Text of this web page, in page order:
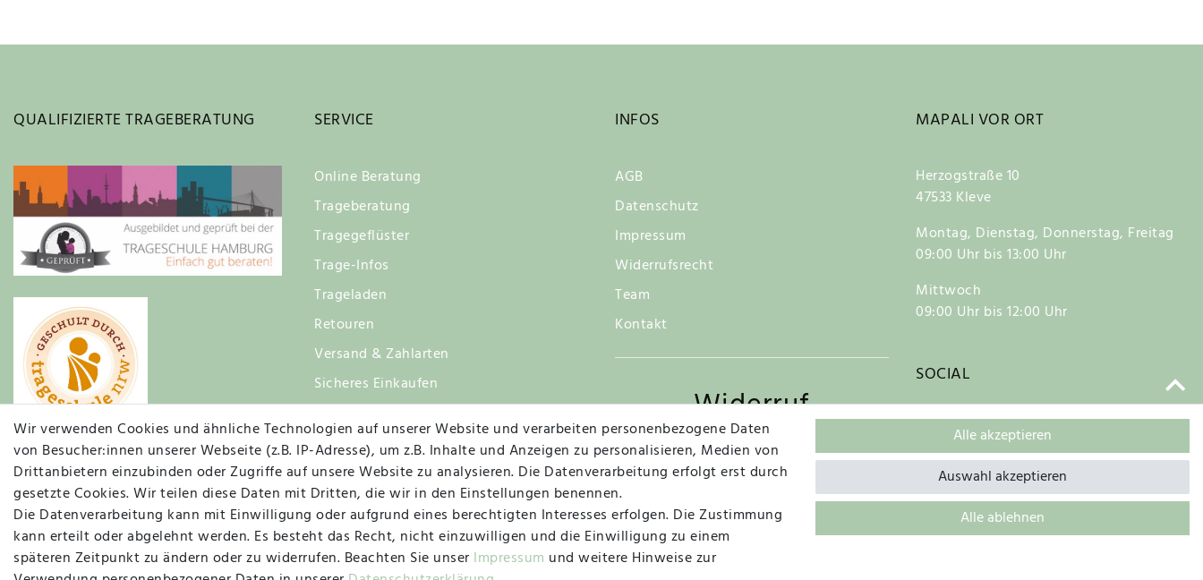
QUALIFIZIERTE TRAGEBERATUNG SERVICE
Online Beratung
Trageberatung
Tragegeflüster
Trage-Infos
Trageladen
Retouren
Versand & Zahlarten
Sicheres Einkaufen
INFOS
AGB
Datenschutz
Impressum
Widerrufsrecht
Team
Kontakt
Widerruf
Vertrag widerrufen
MAPALI VOR ORT
Herzogstraße 10
47533 Kleve
Montag, Dienstag, Donnerstag, Freitag
09:00 Uhr bis 13:00 Uhr
Mittwoch
09:00 Uhr bis 12:00 Uhr
SOCIAL
Wir verwenden Cookies und ähnliche Technologien auf unserer Website und verarbeiten personenbezogene Daten
von Besucher:innen unserer Webseite (z.B. IP-Adresse), um z.B. Inhalte und Anzeigen zu personalisieren, Medien von
Drittanbietern einzubinden oder Zugriffe auf unsere Website zu analysieren. Die Datenverarbeitung erfolgt erst durch
gesetzte Cookies. Wir teilen diese Daten mit Dritten, die wir in den Einstellungen benennen.
Die Datenverarbeitung kann mit Einwilligung oder aufgrund eines berechtigten Interesses erfolgen. Die Zustimmung
kann erteilt oder abgelehnt werden. Es besteht das Recht, nicht einzuwilligen und die Einwilligung zu einem
späteren Zeitpunkt zu ändern oder zu widerrufen. Beachten Sie unser Impressum und weitere Hinweise zur
Alle akzeptieren
Alle ablehnen
Auswahl akzeptieren